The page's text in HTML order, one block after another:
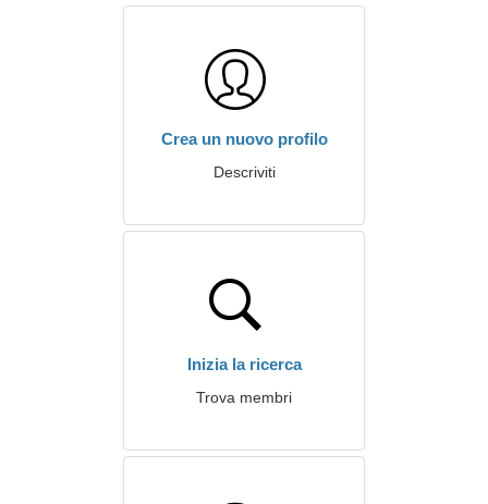
Crea un nuovo profilo
Descriviti
Inizia la ricerca
Trova membri